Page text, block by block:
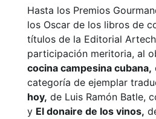
Hasta los Premios
los Oscar de los libros de
títulos de la Editorial
participación meritoria, al
cocina campesina cubana,
categoría de ejemplar
hoy, de Luis Ramón Batle,
y El donaire de los vinos,